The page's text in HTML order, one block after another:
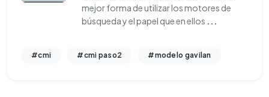
mejor forma de utilizar los motores de
búsqueda y el papel que en ellos ...
#cmi #cmi paso2 #modelo gavilan